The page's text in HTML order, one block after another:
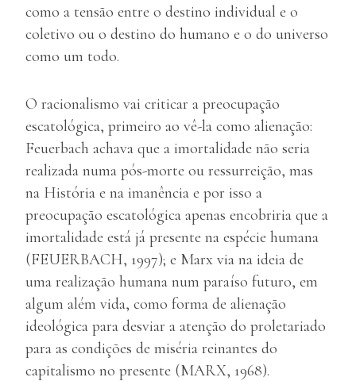
como a tensão entre o destino individual e o
coletivo ou o destino do humano e o do universo
como um todo.
O racionalismo vai criticar a preocupação
escatológica, primeiro ao vê-la como alienação:
Feuerbach achava que a imortalidade não seria
realizada numa pós-morte ou ressurreição, mas
na História e na imanência e por isso a
preocupação escatológica apenas encobriria que a
imortalidade está já presente na espécie humana
(FEUERBACH, 1997); e Marx via na ideia de
uma realização humana num paraíso futuro, em
algum além vida, como forma de alienação
ideológica para desviar a atenção do proletariado
para as condições de miséria reinantes do
capitalismo no presente (MARX, 1968).